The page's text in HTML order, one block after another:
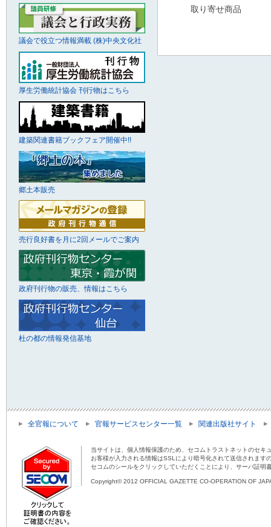
取り寄せ商品
議会で役立つ情報満載 (株)中央文化社
厚生労働統計協会 刊行物はこちら
建築関連書籍ブックフェア開催中!!
郷土本販売
売行良好書を月に2回メールでご案内
政府刊行物の販売、情報はこちら
杜の都の情報発信基地
全官報について 官報サービスセンター一覧 関連出版社サイト
当サイトは、個人情報保護のため、セコムトラストネットのセキ
お客様が入力される情報はSSLにより暗号化されて送信されま
セコムのシールをクリックしていただくことにより、サーバ証明
Copyright© 2012 OFFICIAL GAZETTE CO-OPERATION OF